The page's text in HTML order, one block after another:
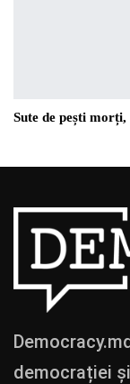
Sute de pești
democrației